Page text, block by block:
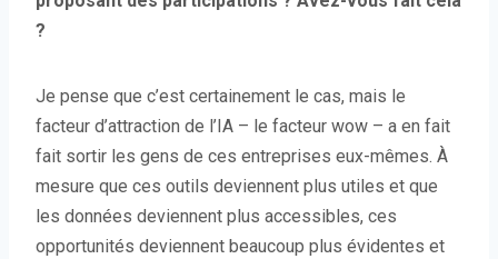
?
Je pense que c’est certainement le cas, mais le
facteur d’attraction de l’IA – le facteur wow – a en fait
fait sortir les gens de ces entreprises eux-mêmes. À
mesure que ces outils deviennent plus utiles et que
les données deviennent plus accessibles, ces
opportunités deviennent beaucoup plus évidentes et